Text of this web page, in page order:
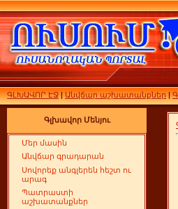
ԳԼԽԱՎՈՐ ԷՋ|Անվճար աշխատանքներ|
Գլխավոր Մենյու
Մեր մասին
Անվճար գրադարան
Սովորեք անգլերեն հեշտ ու
արագ
Պատրաստի
աշխատանքներ